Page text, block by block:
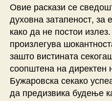
Овие раскази се
духовна затапеност, за
како да не постои
произлегува
зашто вистината
соопштена на директен
Бужаровска секако
да предизвика будење